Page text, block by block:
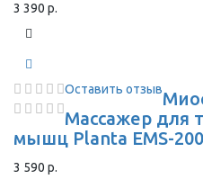
3 390 р.
Оставить отзыв
Массажер для
мышц Planta EMS-200
3 590 р.